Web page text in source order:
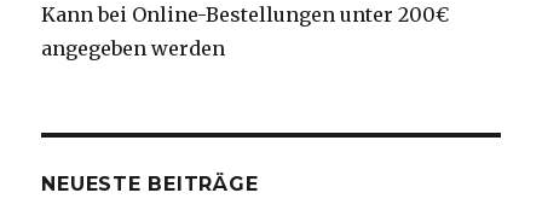
Kann bei Online-Bestellungen unter 200€
angegeben werden
NEUESTE BEITRÄGE